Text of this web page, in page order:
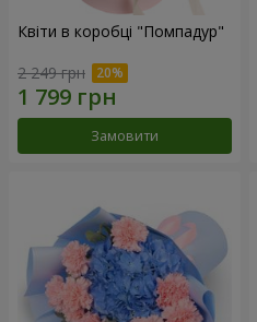
Квіти в коробці "Помпадур"
2 249 грн
Замовити